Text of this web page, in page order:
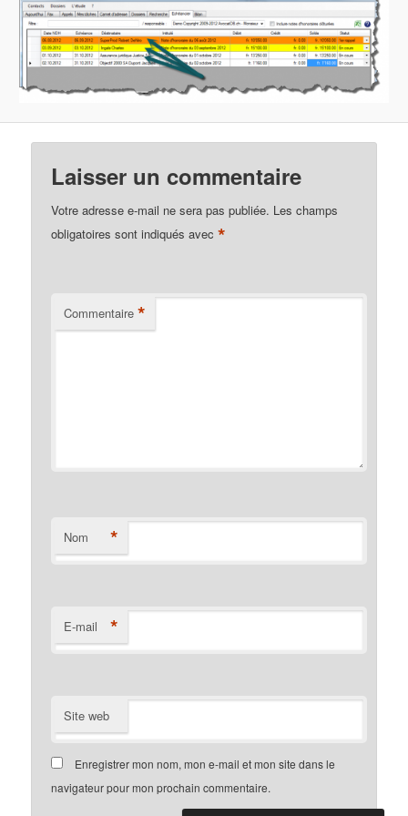
Laisser un commentaire
Votre adresse e-mail ne sera pas publiée. Les champs
obligatoires sont indiqués avec*
Commentaire *
Nom *
E-mail *
Site web
Enregistrer mon nom, mon e-mail et mon site dans le
navigateur pour mon prochain commentaire.